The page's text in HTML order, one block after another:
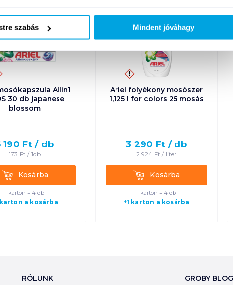
szabás Mindent jóváhagy
Allin1
30 db japanese
blossom
190 Ft / db
173 Ft / 1db
KosárbaKosárba
1 karton = 4 db
karton a kosárba
Ariel folyékony mosószer
1,125 l for colors 25 mosás
3 290 Ft / db
2 924 Ft / liter
KosárbaKosárba
1 karton = 4 db
+1 karton a kosárba
Új
RÓLUNK GROBY BLOG